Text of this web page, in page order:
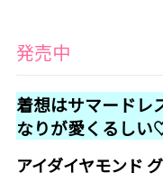
発売中
着想はサマードレ
なりが愛くるし
アイダイヤモンド